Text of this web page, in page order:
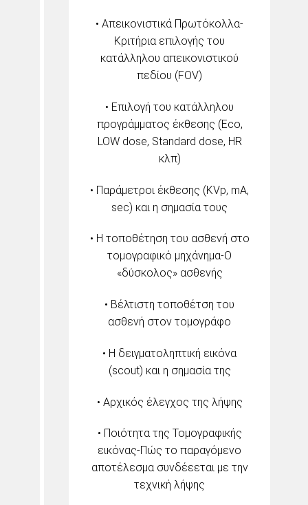
• Απεικονιστικά Πρωτόκολλα-
Kριτήρια επιλογής του
κατάλληλου απεικονιστικού
πεδίου (FOV)
• Επιλογή του κατάλληλου
προγράμματος έκθεσης (Eco,
LOW dose, Standard dose, HR
κλπ)
• Παράμετροι έκθεσης (KVp, mA,
sec) και η σημασία τους
• Η τοποθέτηση του ασθενή στο
τομογραφικό μηχάνημα-Ο
«δύσκολος» ασθενής
• Βέλτιστη τοποθέτση του
ασθενή στον τομογράφο
• Η δειγματοληπτική εικόνα
(scout) και η σημασία της
• Αρχικός έλεγχος της λήψης
• Ποιότητα της Τομογραφικής
εικόνας-Πώς το παραγόμενο
αποτέλεσμα συνδέεεται με την
τεχνική λήψης